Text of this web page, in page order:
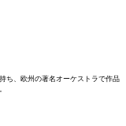
ち、欧州の著名オーケストラで作品